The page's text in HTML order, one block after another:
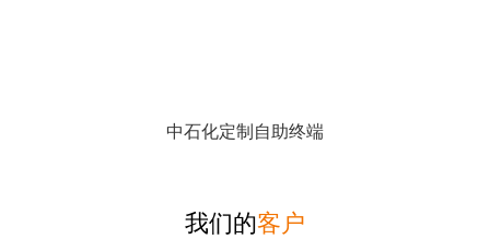
中石化定制自助终端
我们的客户